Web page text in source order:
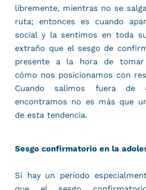
libremente, mientras no se
ruta; entonces es cuando
social y la sentimos en toda
extraño que el sesgo de
presente a la hora de tomar
cómo nos posicionamos con
Cuando salimos fuera de
encontramos no es más que
de esta tendencia.
Sesgo confirmatorio en la
Si hay un periodo